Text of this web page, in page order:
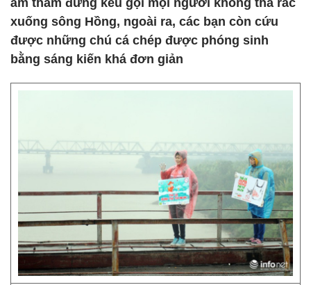
âm thầm đứng kêu gọi mọi người không thả rác
xuống sông Hồng, ngoài ra, các bạn còn cứu
được những chú cá chép được phóng sinh
bằng sáng kiến khá đơn giản